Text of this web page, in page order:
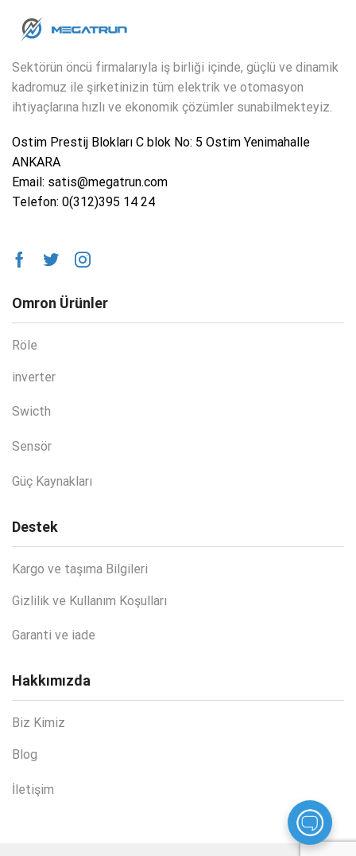
Sektörün öncü firmalarıyla iş birliği içinde, güçlü ve dinamik
kadromuz ile şirketinizin tüm elektrik ve otomasyon
ihtiyaçlarına hızlı ve ekonomik çözümler sunabilmekteyiz.
Ostim Prestij Blokları C blok No: 5 Ostim Yenimahalle
ANKARA
Email: satis@megatrun.com
Telefon: 0(312)395 14 24
Omron Ürünler
Röle
inverter
Swicth
Sensör
Güç Kaynakları
Destek
Kargo ve taşıma Bilgileri
Gizlilik ve Kullanım Koşulları
Garanti ve iade
Hakkımızda
Biz Kimiz
Blog
İletişim